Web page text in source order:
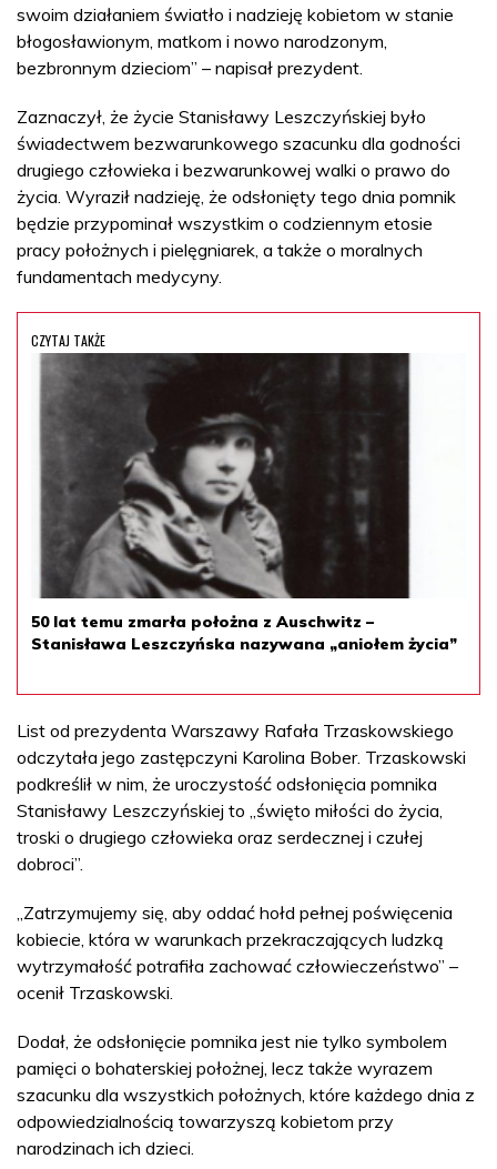
swoim działaniem światło i nadzieję kobietom w stanie
błogosławionym, matkom i nowo narodzonym,
bezbronnym dzieciom” – napisał prezydent.
Zaznaczył, że życie Stanisławy Leszczyńskiej było
świadectwem bezwarunkowego szacunku dla godności
drugiego człowieka i bezwarunkowej walki o prawo do
życia. Wyraził nadzieję, że odsłonięty tego dnia pomnik
będzie przypominał wszystkim o codziennym etosie
pracy położnych i pielęgniarek, a także o moralnych
fundamentach medycyny.
CZYTAJ TAKŻE
50 lat temu zmarła położna z Auschwitz –
Stanisława Leszczyńska nazywana „aniołem życia”
List od prezydenta Warszawy Rafała Trzaskowskiego
odczytała jego zastępczyni Karolina Bober. Trzaskowski
podkreślił w nim, że uroczystość odsłonięcia pomnika
Stanisławy Leszczyńskiej to „święto miłości do życia,
troski o drugiego człowieka oraz serdecznej i czułej
dobroci”.
„Zatrzymujemy się, aby oddać hołd pełnej poświęcenia
kobiecie, która w warunkach przekraczających ludzką
wytrzymałość potrafiła zachować człowieczeństwo” –
ocenił Trzaskowski.
Dodał, że odsłonięcie pomnika jest nie tylko symbolem
pamięci o bohaterskiej położnej, lecz także wyrazem
szacunku dla wszystkich położnych, które każdego dnia z
odpowiedzialnością towarzyszą kobietom przy
narodzinach ich dzieci.